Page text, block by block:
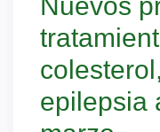
epilepsia